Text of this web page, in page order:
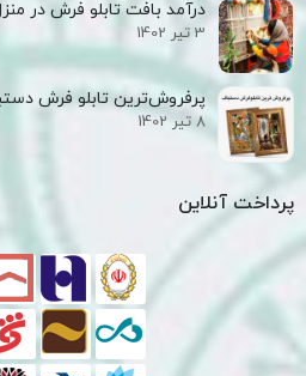
درآمد بافت تابلو فرش در
3 تیر 1402
پرفروش‌ترین تابلو فرش
8 تیر 1402
پرداخت آنلاین